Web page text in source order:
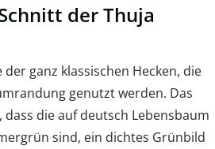
der Thuja
der ganz klassischen Hecken, die
genutzt werden. Das
die auf deutsch Lebensbaum
sind, ein dichtes Grünbild